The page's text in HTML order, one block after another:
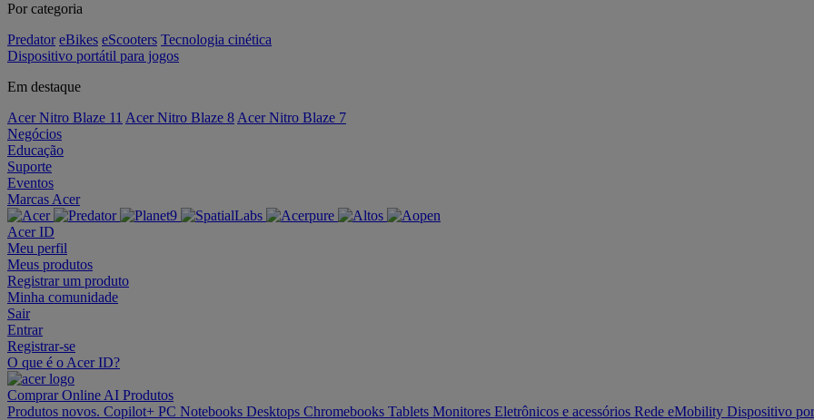
Por categoria
Predator eBikes eScooters Tecnologia cinética
Dispositivo portátil para jogos
Em destaque
Acer Nitro Blaze 11 Acer Nitro Blaze 8 Acer Nitro Blaze 7
Negócios
Educação
Suporte
Eventos
Marcas Acer
Acer ID
Meu perfil
Meus produtos
Registrar um produto
Minha comunidade
Sair
Entrar
Registrar-se
O que é o Acer ID?
Comprar Online AI Produtos
Produtos novos. Copilot+ PC Notebooks Desktops Chromebooks Tablets Monitores Eletrônicos e acessórios Rede eMobility Dispositivo